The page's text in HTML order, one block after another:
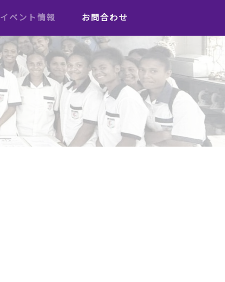
イベント情報 お問合わせ